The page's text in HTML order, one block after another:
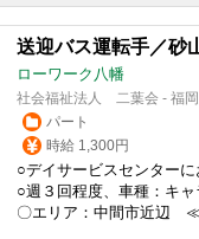
送迎バス運転手／砂
ローワーク八幡
社会福祉法人 二葉会 - 福岡
パート
時給 1,300円
○デイサービスセンター
○週３回程度、車種：キ
〇エリア：中間市近辺